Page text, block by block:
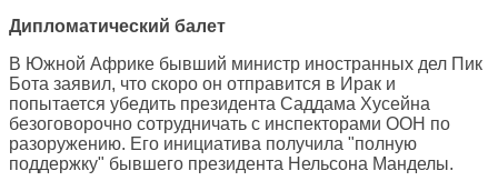
Дипломатический балет
В Южной Африке бывший министр иностранных дел Пик
Бота заявил, что скоро он отправится в Ирак и
попытается убедить президента Саддама Хусейна
безоговорочно сотрудничать с инспекторами ООН по
разоружению. Его инициатива получила "полную
поддержку" бывшего президента Нельсона Манделы.